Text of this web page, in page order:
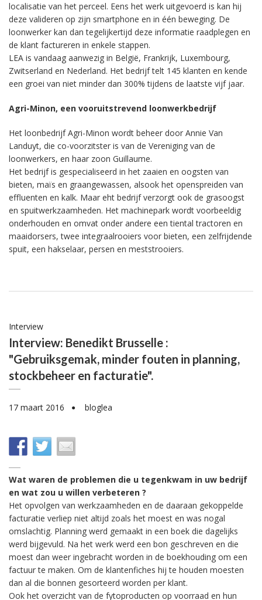
localisatie van het perceel. Eens het werk uitgevoerd is kan hij
deze valideren op zijn smartphone en in één beweging. De
loonwerker kan dan tegelijkertijd deze informatie raadplegen en
de klant factureren in enkele stappen.
LEA is vandaag aanwezig in België, Frankrijk, Luxembourg,
Zwitserland en Nederland. Het bedrijf telt 145 klanten en kende
een groei van niet minder dan 300% tijdens de laatste vijf jaar.
Agri-Minon, een vooruitstrevend loonwerkbedrijf
Het loonbedrijf Agri-Minon wordt beheer door Annie Van
Landuyt, die co-voorzitster is van de Vereniging van de
loonwerkers, en haar zoon Guillaume.
Het bedrijf is gespecialiseerd in het zaaien en oogsten van
bieten, maïs en graangewassen, alsook het openspreiden van
effluenten en kalk. Maar eht bedrijf verzorgt ook de grasoogst
en spuitwerkzaamheden. Het machinepark wordt voorbeeldig
onderhouden en omvat onder andere een tiental tractoren en
maaidorsers, twee integraalrooiers voor bieten, een zelfrijdende
spuit, een hakselaar, persen en meststrooiers.
Interview
Interview: Benedikt Brusselle :
"Gebruiksgemak, minder fouten in planning,
stockbeheer en facturatie".
17 maart 2016 ● bloglea
Wat waren de problemen die u tegenkwam in uw bedrijf
en wat zou u willen verbeteren ?
Het opvolgen van werkzaamheden en de daaraan gekoppelde
facturatie verliep niet altijd zoals het moest en was nogal
omslachtig. Planning werd gemaakt in een boek die dagelijks
werd bijgevuld. Na het werk werd een bon geschreven en die
moest dan weer ingebracht worden in de boekhouding om een
factuur te maken. Om de klantenfiches hij te houden moesten
dan al die bonnen gesorteerd worden per klant.
Ook het overzicht van de fytoproducten op voorraad en hun